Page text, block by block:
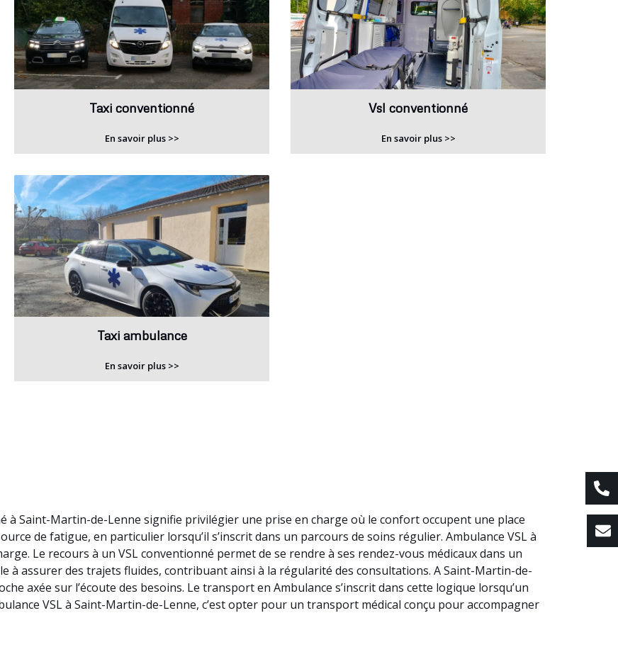
Taxi conventionné
En savoir plus >>
Vsl conventionné
En savoir plus >>
Taxi ambulance
En savoir plus >>
à Saint-Martin-de-Lenne signifie privilégier une prise en charge où le confort occupent une place
de fatigue, en particulier lorsqu’il s’inscrit dans un parcours de soins régulier. Ambulance VSL à
Le recours à un VSL conventionné permet de se rendre à ses rendez-vous médicaux dans un
à assurer des trajets fluides, contribuant ainsi à la régularité des consultations. A Saint-Martin-de-
axée sur l’écoute des besoins. Le transport en Ambulance s’inscrit dans cette logique lorsqu’un
VSL à Saint-Martin-de-Lenne, c’est opter pour un transport médical conçu pour accompagner